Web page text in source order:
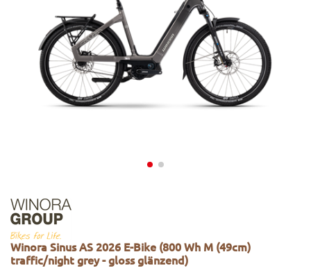
Winora Sinus AS 2026 E-Bike (800 Wh M (49cm)
traffic/night grey - gloss glänzend)